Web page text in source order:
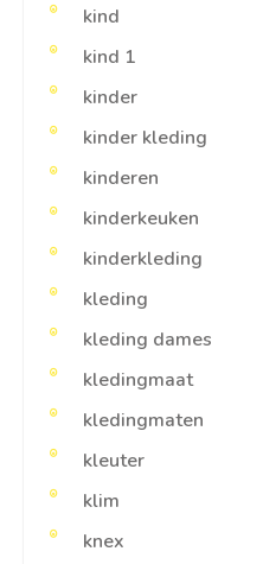
kind
kind 1
kinder
kinder kleding
kinderen
kinderkeuken
kinderkleding
kleding
kleding dames
kledingmaat
kledingmaten
kleuter
klim
knex